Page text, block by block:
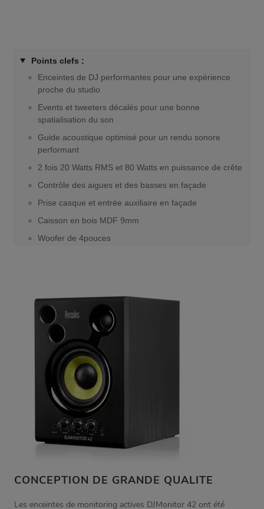
Points clefs :
Enceintes de DJ performantes pour une expérience
proche du studio
Events et tweeters décalés pour une bonne
spatialisation du son
Guide acoustique optimisé pour un rendu sonore
performant
2 fois 20 Watts RMS et 80 Watts en puissance de crête
Contrôle des aigues et des basses en façade
Prise casque et entrée auxiliaire en façade
Caisson en bois MDF 9mm
Woofer de 4pouces
CONCEPTION DE GRANDE QUALITE
Les enceintes de monitoring actives DJMonitor 42 ont été